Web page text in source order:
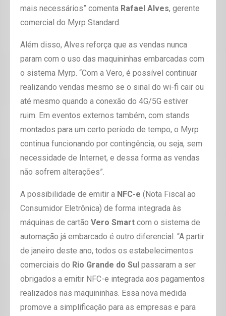
mais necessários” comenta Rafael Alves, gerente
comercial do Myrp Standard.
Além disso, Alves reforça que as vendas nunca
param com o uso das maquininhas embarcadas com
o sistema Myrp. “Com a Vero, é possível continuar
realizando vendas mesmo se o sinal do wi-fi cair ou
até mesmo quando a conexão do 4G/5G estiver
ruim. Em eventos externos também, com stands
montados para um certo período de tempo, o Myrp
continua funcionando por contingência, ou seja, sem
necessidade de Internet, e dessa forma as vendas
não sofrem alterações”.
A possibilidade de emitir a NFC-e (Nota Fiscal ao
Consumidor Eletrônica) de forma integrada às
máquinas de cartão Vero Smart com o sistema de
automação já embarcado é outro diferencial. “A partir
de janeiro deste ano, todos os estabelecimentos
comerciais do Rio Grande do Sul passaram a ser
obrigados a emitir NFC-e integrada aos pagamentos
realizados nas maquininhas. Essa nova medida
promove a simplificação para as empresas e para